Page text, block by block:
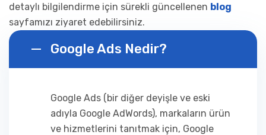
detaylı bilgilendirme için sürekli güncellenen blog
sayfamızı ziyaret edebilirsiniz.
Google Ads Nedir?
Google Ads (bir diğer deyişle ve eski
adıyla Google AdWords), markaların ürün
ve hizmetlerini tanıtmak için, Google